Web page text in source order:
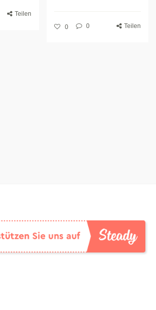
Teilen
0 0 Teilen